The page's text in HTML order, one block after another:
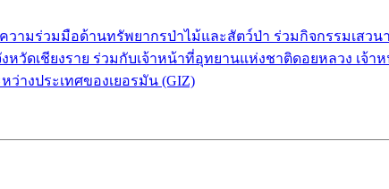
ความร่วมมือด้านทรัพยากรป่าไม้และสัตว์ป่า ร่วมกิจกรรมเส
วัดเชียงราย ร่วมกับเจ้าหน้าที่อุทยานแห่งชาติดอยหลวง เจ้
างประเทศของเยอรมัน (GIZ)